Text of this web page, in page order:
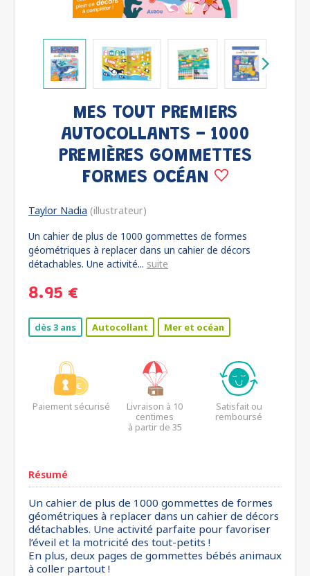
MES TOUT PREMIERS
AUTOCOLLANTS - 1000
PREMIÈRES GOMMETTES
FORMES OCÉAN
Taylor Nadia (illustrateur)
Un cahier de plus de 1000 gommettes de formes
géométriques à replacer dans un cahier de décors
détachables. Une activité... suite
8.95 €
dès 3 ans Autocollant Mer et océan
Paiement sécurisé
Livraison à 10
centimes
à partir de 35
Satisfait ou
remboursé
Résumé
Un cahier de plus de 1000 gommettes de formes
géométriques à replacer dans un cahier de décors
détachables. Une activité parfaite pour favoriser
l’éveil et la motricité des tout-petits !
En plus, deux pages de gommettes bébés animaux
à coller partout !